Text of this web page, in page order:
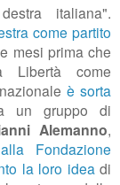
italiana".
come partito
mesi prima che
Libertà come
è sorta
un gruppo di
Alemanno,
Fondazione
la loro ideadi